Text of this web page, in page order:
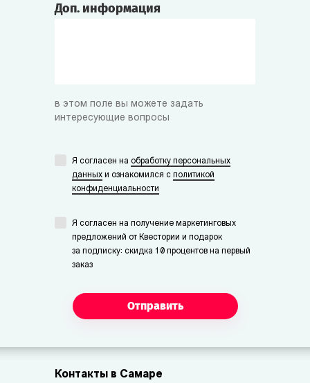
Доп. информация
в этом поле вы можете задать
интересующие вопросы
Я согласен на обработку персональных
данных и ознакомился с политикой
конфиденциальности
Я согласен на получение маркетинговых
предложений от Квестории и подарок
за подписку: скидка 10 процентов на первый
заказ
Отправить
Контакты в Самаре